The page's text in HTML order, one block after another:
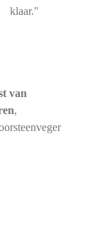
klaar."
van
,